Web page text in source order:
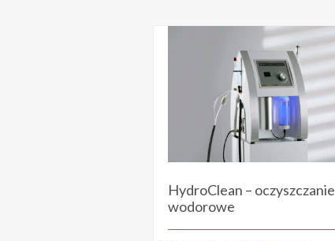
HydroClean – oczyszczanie
wodorowe